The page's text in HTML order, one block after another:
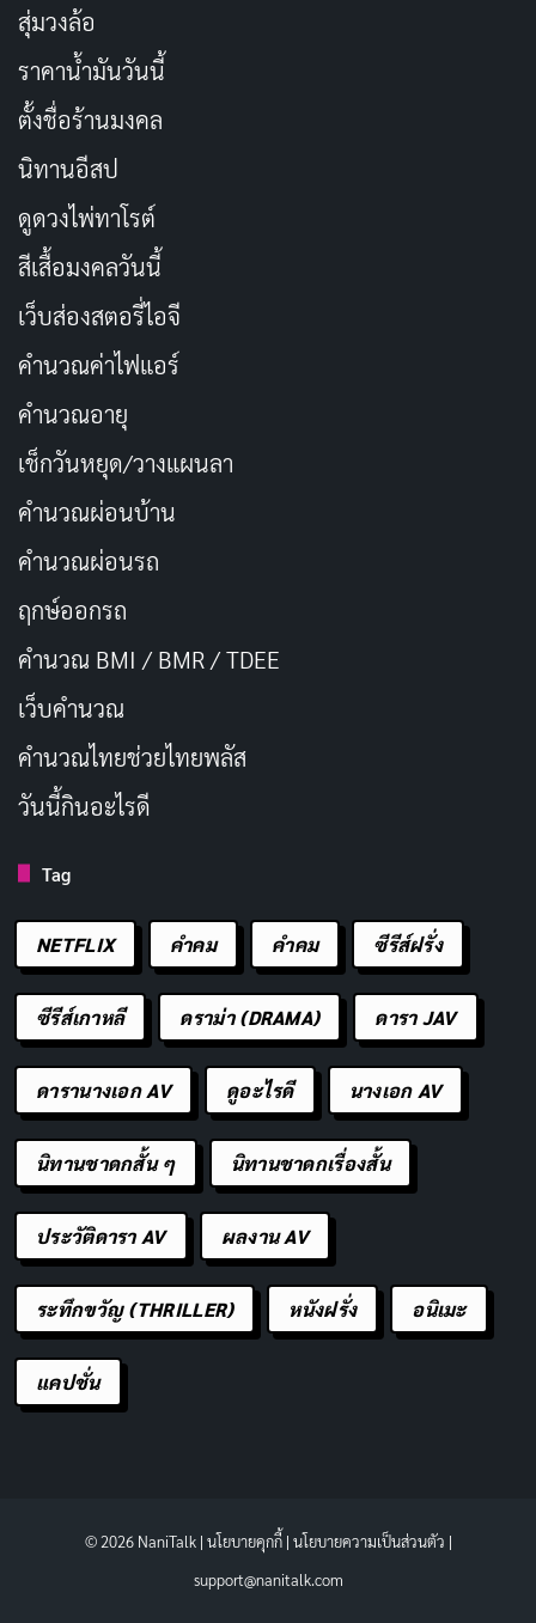
สุ่มวงล้อ
ราคาน้ำมันวันนี้
ตั้งชื่อร้านมงคล
นิทานอีสป
ดูดวงไพ่ทาโรต์
สีเสื้อมงคลวันนี้
เว็บส่องสตอรี่ไอจี
คำนวณค่าไฟแอร์
คำนวณอายุ
เช็กวันหยุด/วางแผนลา
คำนวณผ่อนบ้าน
คำนวณผ่อนรถ
ฤกษ์ออกรถ
คำนวณ BMI / BMR / TDEE
เว็บคํานวณ
คํานวณไทยช่วยไทยพลัส
วันนี้กินอะไรดี
Tag
NETFLIX คำคม คําคม ซีรีส์ฝรั่ง
ซีรีส์เกาหลี ดราม่า (DRAMA) ดารา JAV
ดารานางเอก AV ดูอะไรดี นางเอก AV
นิทานชาดกสั้น ๆ นิทานชาดกเรื่องสั้น
ประวัติดารา AV ผลงาน AV
ระทึกขวัญ (THRILLER) หนังฝรั่ง อนิเมะ
แคปชั่น
© 2026 NaniTalk | นโยบายคุกกี้| นโยบายความเป็นส่วนตัว |
support@nanitalk.com